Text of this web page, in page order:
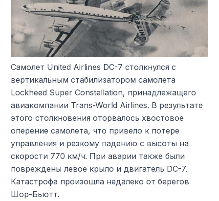
Самолет United Airlines DC-7 столкнулся с
вертикальным стабилизатором самолета
Lockheed Super Constellation, принадлежащего
авиакомпании Trans-World Airlines. В результате
этого столкновения оторвалось хвостовое
оперение самолета, что привело к потере
управления и резкому падению с высоты на
скорости 770 км/ч. При аварии также были
повреждены левое крыло и двигатель DC-7.
Катастрофа произошла недалеко от берегов
Шор-Бьютт.